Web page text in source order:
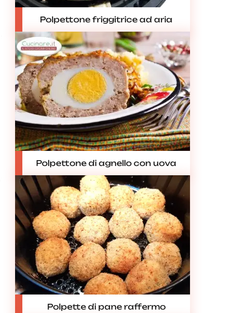
Polpettone friggitrice ad aria
Polpettone di agnello con uova
Polpette di pane raffermo